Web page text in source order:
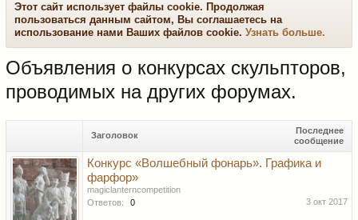
Этот сайт использует файлы cookie. Продолжая
пользоваться данным сайтом, Вы соглашаетесь на
использование нами Ваших файлов cookie. Узнать больше.
Объявления о конкурсах скульпторов,
проводимых на других форумах.
Заголовок
Последнее
сообщение
Конкурс «Волшебный фонарь». Графика и
фарфор»
magiclanterncompetition
Ответов:
0 3 окт 2017